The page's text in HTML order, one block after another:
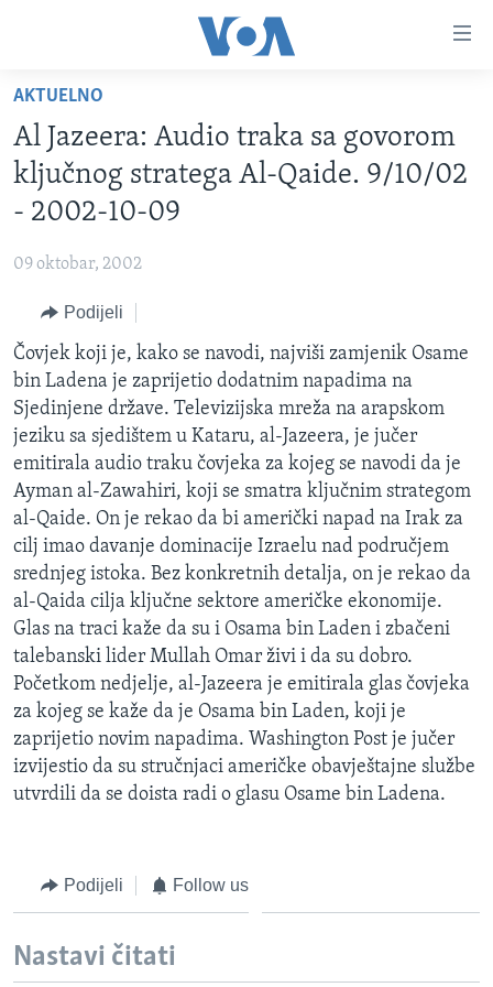
glavni
sadržaj
Pređi
na
glavnu
Idi
pretragu
TV PROGRAM
VIDEO
FOTOGRAFIJE DANA
SJEDINJENE AMERIČKE DRŽAVE
BOSNA I HERCEGOVINA
SVIJET
NAUKA I TEHNOLOGIJA
SPECIJALNI PROJEKTI
KORUPCIJA
SLOBODA MEDIJA
ŽENSKA STRANA
IZBJEGLIČKA STRANA
MAGAZIN
O GLASU AMERIKE
Learning English
PRATITE NAS
Jezici
AKTUELNO
Al Jazeera: Audio traka sa govorom
ključnog stratega Al-Qaide. 9/10/02
- 2002-10-09
09 oktobar, 2002
Podijeli
Čovjek koji je, kako se navodi, najviši zamjenik Osame
bin Ladena je zaprijetio dodatnim napadima na
Sjedinjene države. Televizijska mreža na arapskom
jeziku sa sjedištem u Kataru, al-Jazeera, je jučer
emitirala audio traku čovjeka za kojeg se navodi da je
Ayman al-Zawahiri, koji se smatra ključnim strategom
al-Qaide. On je rekao da bi američki napad na Irak za
cilj imao davanje dominacije Izraelu nad područjem
srednjeg istoka. Bez konkretnih detalja, on je rekao da
al-Qaida cilja ključne sektore američke ekonomije.
Glas na traci kaže da su i Osama bin Laden i zbačeni
talebanski lider Mullah Omar živi i da su dobro.
Početkom nedjelje, al-Jazeera je emitirala glas čovjeka
za kojeg se kaže da je Osama bin Laden, koji je
zaprijetio novim napadima. Washington Post je jučer
izvijestio da su stručnjaci američke obavještajne službe
utvrdili da se doista radi o glasu Osame bin Ladena.
Podijeli Follow us
Nastavi čitati